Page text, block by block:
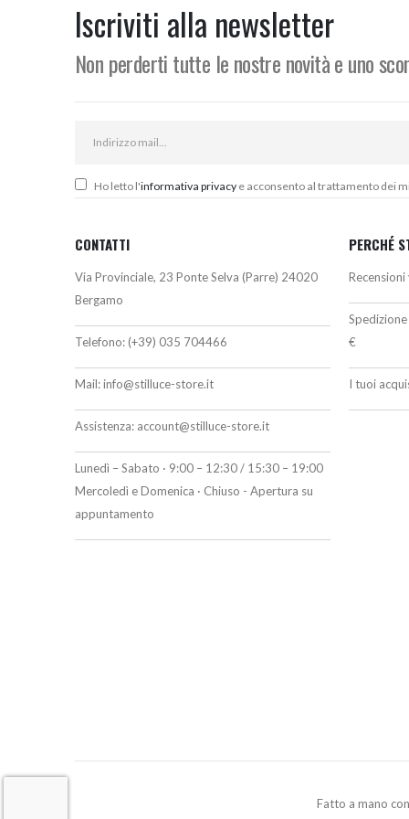
Iscriviti alla newsletter
Non perderti tutte le nostre novità e uno
Ho letto l'informativa privacy e acconsento al trattamento dei
CONTATTI
Via Provinciale, 23 Ponte Selva (Parre) 24020
Bergamo
Telefono: (+39) 035 704466
Mail:info@stilluce-store.it
Assistenza: account@stilluce-store.it
Lunedì – Sabato · 9:00 – 12:30 / 15:30 – 19:00
Mercoledì e Domenica · Chiuso - Apertura su
appuntamento
PERCHÉ
€
I tuoi
Fatto a mano con